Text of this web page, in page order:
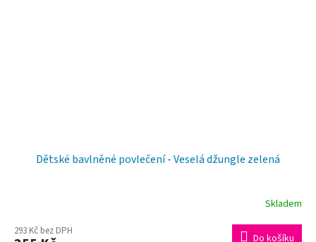
Dětské bavlněné povlečení - Veselá džungle zelená
Skladem
293 Kč bez DPH
Do košíku